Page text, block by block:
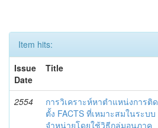
Item hits:
Issue
Date
Title
2554
การวิเคราะห์หาตำแหน่งการติด
ตั้ง FACTS ที่เหมาะสมในระบบ
จำหน่ายโดยใช้วิธีกลุ่มอนุภาค